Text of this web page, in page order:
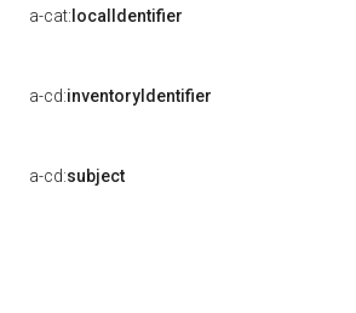
a-cat: localIdentifier
a-cd:inventoryIdentifier
a-cd:subject